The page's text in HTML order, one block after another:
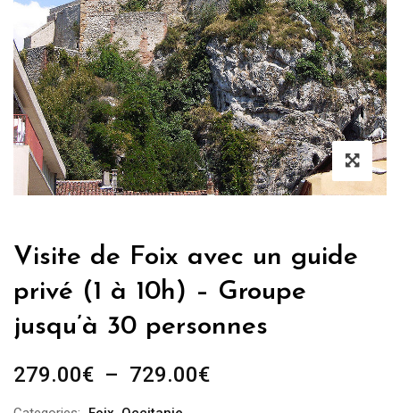
Visite de Foix avec un guide
privé (1 à 10h) – Groupe
jusqu’à 30 personnes
279.00€ – 729.00€Plage